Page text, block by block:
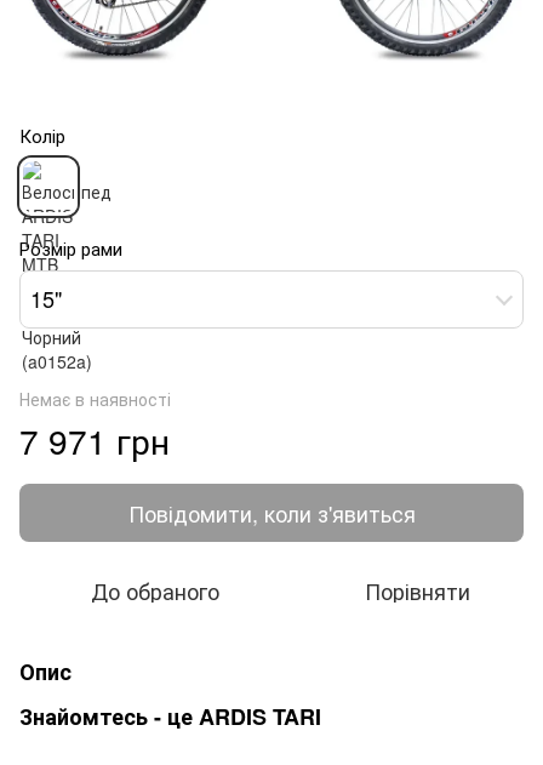
Колір
Розмір рами
15"
Немає в наявності
7 971 грн
Повідомити, коли з'явиться
До обраного Порівняти
Опис
Знайомтесь - це ARDIS TARI